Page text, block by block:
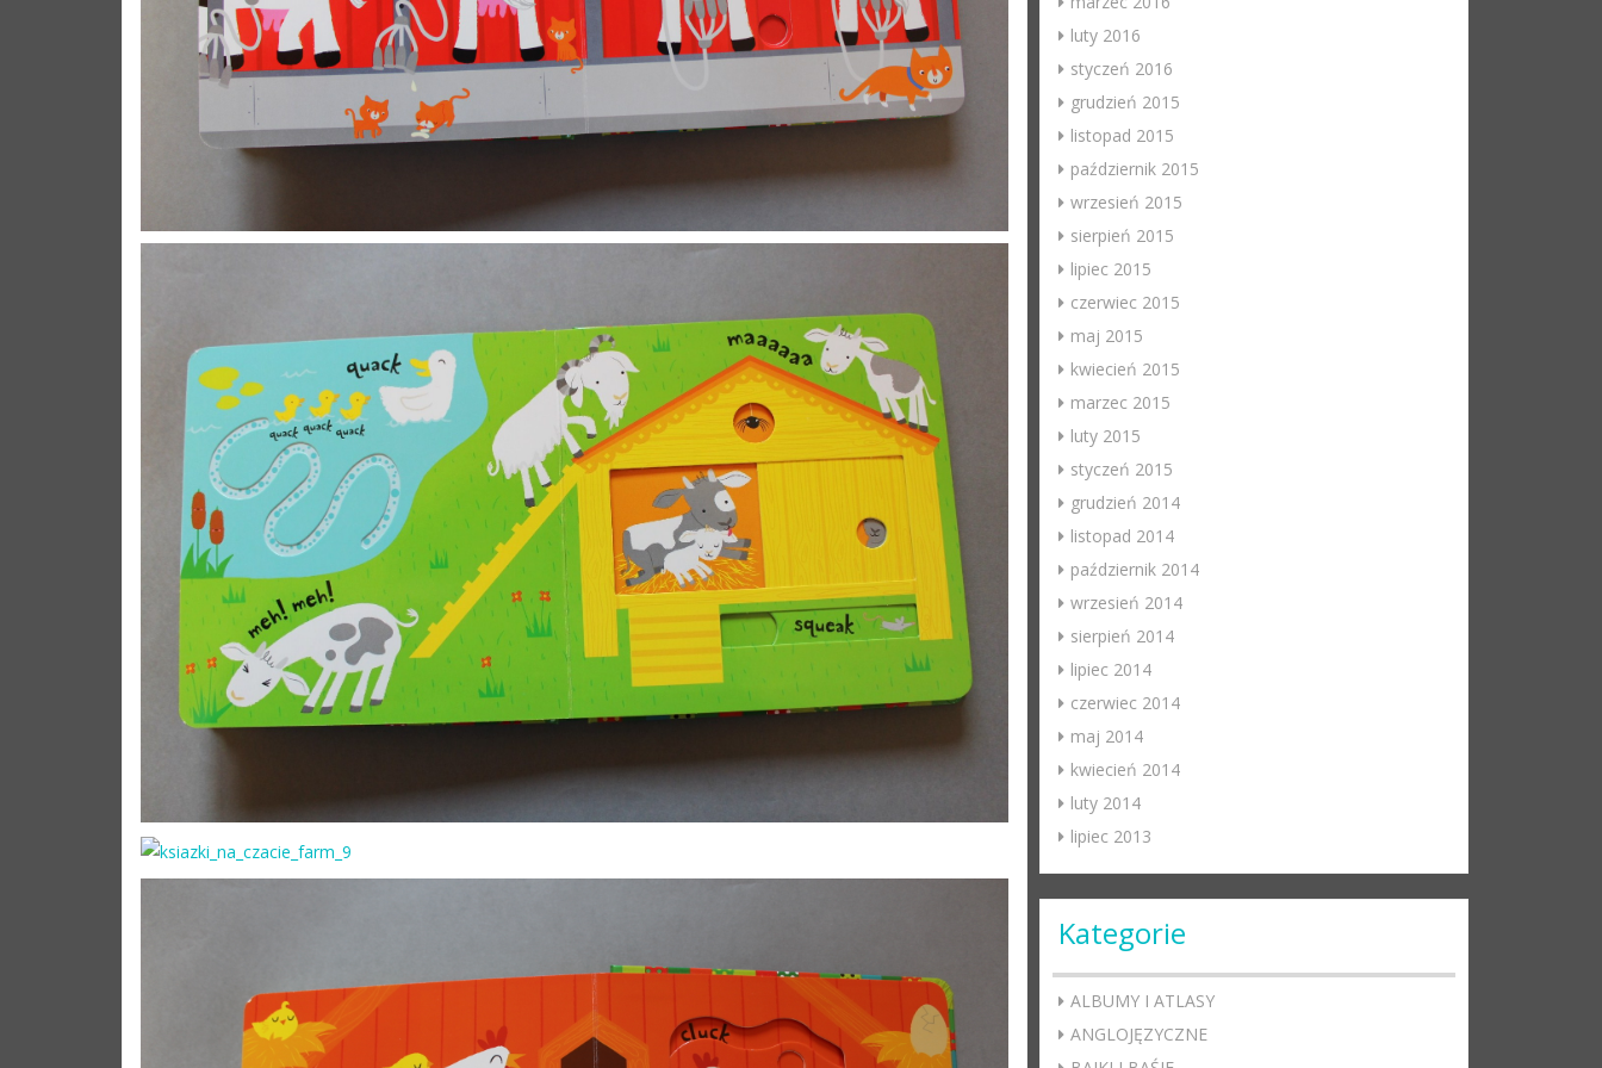
luty 2016
styczeń 2016
grudzień 2015
listopad 2015
październik 2015
wrzesień 2015
sierpień 2015
lipiec 2015
czerwiec 2015
maj 2015
kwiecień 2015
marzec 2015
luty 2015
styczeń 2015
grudzień 2014
listopad 2014
październik 2014
wrzesień 2014
sierpień 2014
lipiec 2014
czerwiec 2014
maj 2014
kwiecień 2014
luty 2014
lipiec 2013
Kategorie
ALBUMY I ATLASY
ANGLOJĘZYCZNE